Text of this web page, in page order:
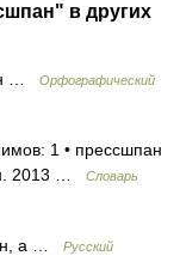
в других
…
Орфографический
1 • прессшпан
2013 …
Словарь
а …
Русский